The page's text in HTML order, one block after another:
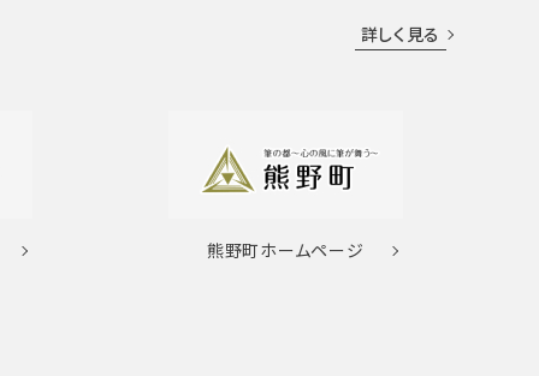
詳しく見る
熊野町ホームページ